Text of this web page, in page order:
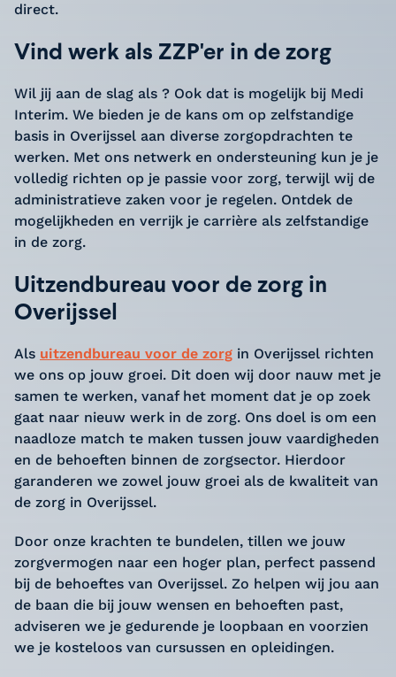
direct.
Vind werk als ZZP'er in de zorg
Wil jij aan de slag als ? Ook dat is mogelijk bij Medi
Interim. We bieden je de kans om op zelfstandige
basis in Overijssel aan diverse zorgopdrachten te
werken. Met ons netwerk en ondersteuning kun je je
volledig richten op je passie voor zorg, terwijl wij de
administratieve zaken voor je regelen. Ontdek de
mogelijkheden en verrijk je carrière als zelfstandige
in de zorg.
Uitzendbureau voor de zorg in
Overijssel
Als uitzendbureau voor de zorg in Overijssel richten
we ons op jouw groei. Dit doen wij door nauw met je
samen te werken, vanaf het moment dat je op zoek
gaat naar nieuw werk in de zorg. Ons doel is om een
naadloze match te maken tussen jouw vaardigheden
en de behoeften binnen de zorgsector. Hierdoor
garanderen we zowel jouw groei als de kwaliteit van
de zorg in Overijssel.
Door onze krachten te bundelen, tillen we jouw
zorgvermogen naar een hoger plan, perfect passend
bij de behoeftes van Overijssel. Zo helpen wij jou aan
de baan die bij jouw wensen en behoeften past,
adviseren we je gedurende je loopbaan en voorzien
we je kosteloos van cursussen en opleidingen.